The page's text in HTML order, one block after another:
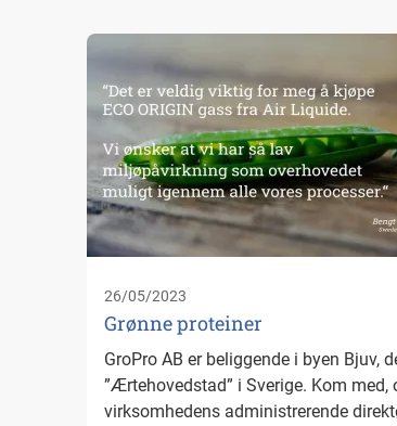
26/05/2023
Grønne proteiner
GroPro AB er beliggende i byen Bjuv,
”Ærtehovedstad” i Sverige. Kom med,
virksomhedens administrerende